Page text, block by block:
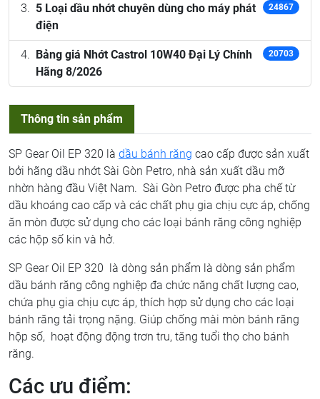
5 Loại dầu nhớt chuyên dùng cho máy phát
điện
24867
Bảng giá Nhớt Castrol 10W40 Đại Lý Chính
Hãng 8/2026
20703
Thông tin sản phẩm
SP Gear Oil EP 320 là dầu bánh răng cao cấp được sản xuất
bởi hãng dầu nhớt Sài Gòn Petro, nhà sản xuất dầu mỡ
nhờn hàng đầu Việt Nam. Sài Gòn Petro được pha chế từ
dầu khoáng cao cấp và các chất phụ gia chịu cực áp, chống
ăn mòn được sử dụng cho các loại bánh răng công nghiệp
các hộp số kin và hở.
SP Gear Oil EP 320 là dòng sản phẩm là dòng sản phẩm
dầu bánh răng công nghiệp đa chức năng chất lượng cao,
chứa phụ gia chịu cực áp, thích hợp sử dụng cho các loại
bánh răng tải trọng nặng. Giúp chống mài mòn bánh răng
hộp số, hoạt động động trơn tru, tăng tuổi thọ cho bánh
răng.
Các ưu điểm: